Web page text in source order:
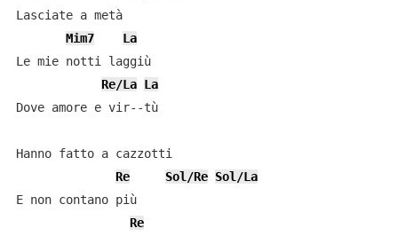
Lasciate a metà
Mim7
La
Le mie notti laggiù
Re/La La
Dove amore e vir--tù
Hanno fatto a cazzotti
Re
Sol/Re Sol/La
E non contano più
Re